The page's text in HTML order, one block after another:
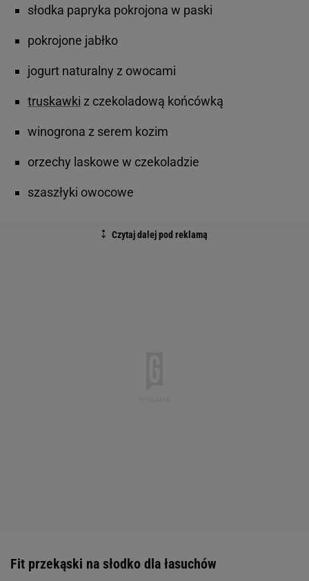
słodka papryka pokrojona w paski
pokrojone jabłko
jogurt naturalny z owocami
truskawki z czekoladową końcówką
winogrona z serem kozim
orzechy laskowe w czekoladzie
szaszłyki owocowe
Fit przekąski na słodko dla łasuchów